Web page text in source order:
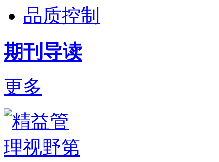
品质控制
期刊导读
更多